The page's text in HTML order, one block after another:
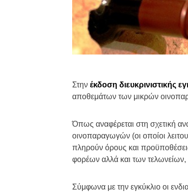
Στην έκδοση διευκρινιστικής
αποθεμάτων των μικρών
Όπως αναφέρεται στη σχετική
οινοπαραγωγών (οι οποίοι
πληρούν όρους και
φορέων αλλά και των
Σύμφωνα με την εγκύκλιο οι